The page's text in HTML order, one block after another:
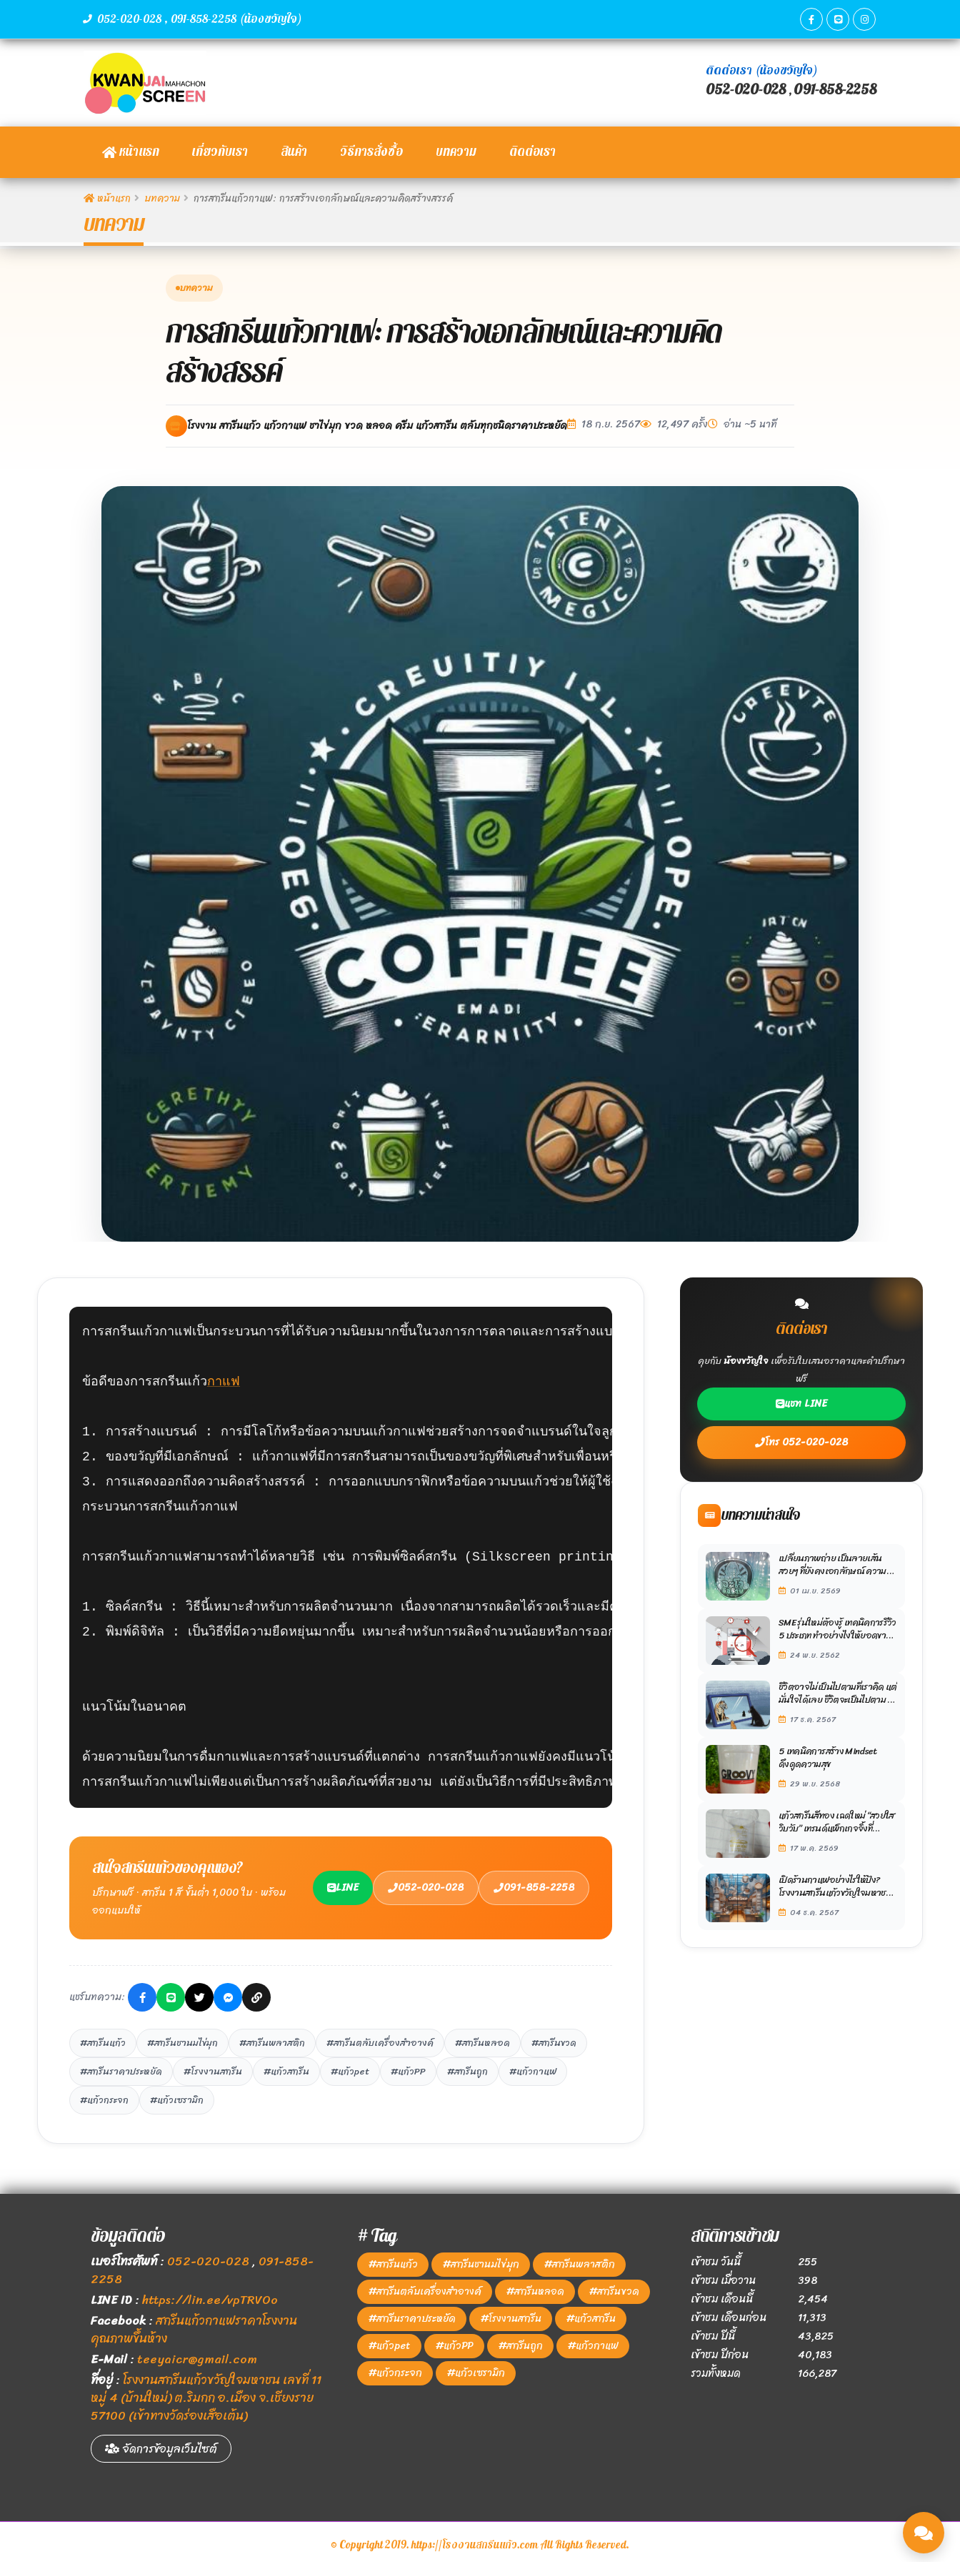
052-020-028 , 091-858-2258 (น้องขวัญใจ)
ติดต่อเรา (น้องขวัญใจ)
052-020-028,091-858-2258
หน้าแรก เกี่ยวกับเรา สินค้า วิธีการสั่งซื้อ บทความ ติดต่อเรา
หน้าแรก บทความ การสกรีนแก้วกาแฟ: การสร้างเอกลักษณ์และความคิดสร้างสรรค์
บทความ
บทความ
การสกรีนแก้วกาแฟ: การสร้างเอกลักษณ์และความคิด
สร้างสรรค์
โรงงาน สกรีนแก้ว แก้วกาแฟ ชาไข่มุก ขวด หลอด ครีม แก้วสกรีน ตลับทุกชนิดราคาประหยัด 18 ก.ย. 2567 12,497 ครั้ง อ่าน ~5 นาที
การสกรีนแก้วกาแฟเป็นกระบวนการที่ได้รับความนิยมมากขึ้นในวงการการตลาดและการสร้างแบรนด์ในปัจจุบัน ไม่ว่าจะเป็นร้านกาแฟที่ต้องการสร้างคว
ข้อดีของการสกรีนแก้วกาแฟ
1. การสร้างแบรนด์ : การมีโลโก้หรือข้อความบนแก้วกาแฟช่วยสร้างการจดจำแบรนด์ในใจลูกค้า โดยเฉพาะในร้านกาแฟที่มีลูกค้าเดินผ่านบ่อยๆ
2. ของขวัญที่มีเอกลักษณ์ : แก้วกาแฟที่มีการสกรีนสามารถเป็นของขวัญที่พิเศษสำหรับเพื่อนหรือคนที่คุณรัก ไม่ว่าจะเป็นวันเกิดหรือโอกาสพิเศษต่างๆ
3. การแสดงออกถึงความคิดสร้างสรรค์ : การออกแบบกราฟิกหรือข้อความบนแก้วช่วยให้ผู้ใช้งานสามารถแสดงออกถึงความเป็นตัวเองหรือสไตล์ที่ต้องการ
กระบวนการสกรีนแก้วกาแฟ
การสกรีนแก้วกาแฟสามารถทำได้หลายวิธี เช่น การพิมพ์ซิลค์สกรีน (Silkscreen printing) หรือการพิมพ์ดิจิทัล (Digital printing) โดยแต่ละวิ
1. ซิลค์สกรีน : วิธีนี้เหมาะสำหรับการผลิตจำนวนมาก เนื่องจากสามารถผลิตได้รวดเร็วและมีคุณภาพดี แต่ต้องใช้เวลาสำหรับการเตรียมแม่พิมพ์
2. พิมพ์ดิจิทัล : เป็นวิธีที่มีความยืดหยุ่นมากขึ้น เหมาะสำหรับการผลิตจำนวนน้อยหรือการออกแบบที่ซับซ้อน แต่มีค่าใช้จ่ายที่สูงกว่าในบางกรณี
แนวโน้มในอนาคต
ด้วยความนิยมในการดื่มกาแฟและการสร้างแบรนด์ที่แตกต่าง การสกรีนแก้วกาแฟยังคงมีแนวโน้มที่จะเติบโตอย่างต่อเนื่อง การใช้เทคโนโลยีใหม่ๆ ในก
การสกรีนแก้วกาแฟไม่เพียงแต่เป็นการสร้างผลิตภัณฑ์ที่สวยงาม แต่ยังเป็นวิธีการที่มีประสิทธิภาพในการสร้างแบรนด์และแสดงออกถึงความคิดสร้างสรรค์ข
สนใจสกรีนแก้วของคุณเอง?
ปรึกษาฟรี · สกรีน 1 สี ขั้นต่ำ 1,000 ใบ · พร้อม
ออกแบบให้
LINE 052-020-028 091-858-2258
แชร์บทความ:
#สกรีนแก้ว #สกรีนชานมไข่มุก #สกรีนพลาสติก #สกรีนตลับเครื่องสำอางค์ #สกรีนหลอด
#สกรีนขวด
#สกรีนราคาประหยัด
#โรงงานสกรีน #แก้วสกรีน #แก้วpet #แก้วPP #สกรีนถูก
#แก้วกาแฟ
#แก้วกระจก
#แก้วเซรามิก
ติดต่อเรา
คุยกับน้องขวัญใจเพื่อรับใบเสนอราคาและคำปรึกษา
ฟรี
แชท LINE
โทร 052-020-028
บทความน่าสนใจ
เปลี่ยนภาพถ่าย เป็นลายเส้น
สวยๆ ที่ยังคงเอกลักษณ์ ความ
เป็นตัวคุณได้อย่างชัดเจน ด้วย
ทีมงานออกแบบมืออาชีพ
01 เม.ย. 2569
SME รุ่นใหม่ต้องรู้ เทคนิคการรีวิว
5 ประเภท ทำอย่างไงให้ยอดขาย
เราพุ่งกระฉูดในยุคออนไลน์
ปัจจุบัน
24 พ.ย. 2562
ชีวิตอาจไม่เป็นไปตามที่เราคิด แต่
มั่นใจได้เลย ชีวิตจะเป็นไปตาม ที่
เราทำ โฟกัส
17 ธ.ค. 2567
5 เทคนิคการสร้าง Mindset
ดึงดูดความสุข
29 พ.ย. 2568
แก้วสกรีนสีทอง เฉดใหม่ “สวยใส
วิบวับ” เทรนด์แพ็กเกจจิ้งที่
แบรนด์ห้ามพลาด
17 พ.ค. 2569
เปิดร้านกาแฟอย่างไรให้ปัง?
โรงงานสกรีนแก้วขวัญใจมหาชน
มีคำตอบมาฝาก
04 ธ.ค. 2567
ข้อมูลติดต่อ
เบอร์โทรศัพท์: 052-020-028, 091-858-
2258
LINE ID:https://lin.ee/vpTRVOo
Facebook:สกรีนแก้วกาแฟราคาโรงงาน
คุณภาพขึ้นห้าง
E-Mail:teeyaicr@gmail.com
ที่อยู่:โรงงานสกรีนแก้วขวัญใจมหาชน เลขที่ 11
หมู่ 4 (บ้านใหม่) ต.ริมกก อ.เมือง จ.เชียงราย
57100 (เข้าทางวัดร่องเสือเต้น)
จัดการข้อมูลเว็บไซต์
# Tag
#สกรีนแก้ว #สกรีนชานมไข่มุก
#สกรีนพลาสติก
#สกรีนตลับเครื่องสำอางค์
#สกรีนหลอด
#สกรีนขวด
#สกรีนราคาประหยัด
#โรงงานสกรีน
#แก้วสกรีน
#แก้วpet
#แก้วPP #สกรีนถูก
#แก้วกาแฟ
#แก้วกระจก
#แก้วเซรามิก
สถิติการเข้าชม
เข้าชม วันนี้
255
เข้าชม เมื่อวาน
398
เข้าชม เดือนนี้
2,454
เข้าชม เดือนก่อน
11,313
เข้าชม ปีนี้
43,825
เข้าชม ปีก่อน
40,183
รวมทั้งหมด
166,287
© Copyright 2019. https://โรงงานสกรีนแก้ว.com All Rights Reserved.